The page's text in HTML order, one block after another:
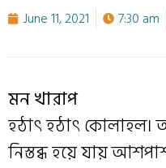
June 11, 2021 7:30 am
মন খারাপ
হঠাৎ হঠাৎ কোলাহল।
নিস্তব্ধ হয়ে যায়